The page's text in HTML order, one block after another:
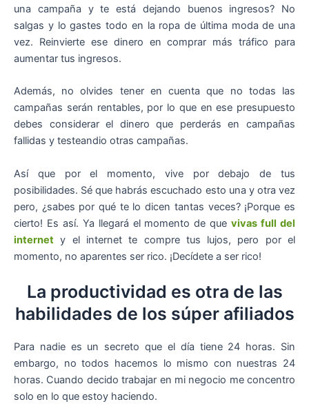
una campaña y te está dejando buenos ingresos? No
salgas y lo gastes todo en la ropa de última moda de una
vez. Reinvierte ese dinero en comprar más tráfico para
aumentar tus ingresos.
Además, no olvides tener en cuenta que no todas las
campañas serán rentables, por lo que en ese presupuesto
debes considerar el dinero que perderás en campañas
fallidas y testeandio otras campañas.
Así que por el momento, vive por debajo de tus
posibilidades. Sé que habrás escuchado esto una y otra vez
pero, ¿sabes por qué te lo dicen tantas veces? ¡Porque es
cierto! Es así. Ya llegará el momento de quevivas full del
internet y el internet te compre tus lujos, pero por el
momento, no aparentes ser rico. ¡Decídete a ser rico!
La productividad es otra de las
habilidades de los súper afiliados
Para nadie es un secreto que el día tiene 24 horas. Sin
embargo, no todos hacemos lo mismo con nuestras 24
horas. Cuando decido trabajar en mi negocio me concentro
solo en lo que estoy haciendo.